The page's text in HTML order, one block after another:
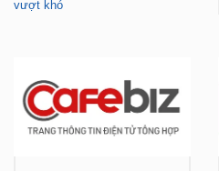
vượt khó